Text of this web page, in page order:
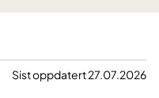
Sist oppdatert 27.07.2026